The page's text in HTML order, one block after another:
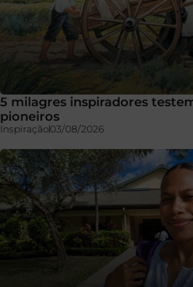
5 milagres inspiradores
pioneiros
Inspiração03/08/2026